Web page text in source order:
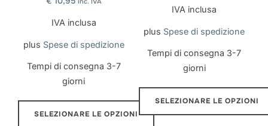
del
prodotto
IVA inclusa
plus Spese di spedizione
Tempi di consegna 3-7
giorni
SELEZIONARE LE OPZIONI
IVA inclusa
plus Spese di spedizione
Tempi di consegna 3-7
giorni
SELEZIONARE LE OPZIONI